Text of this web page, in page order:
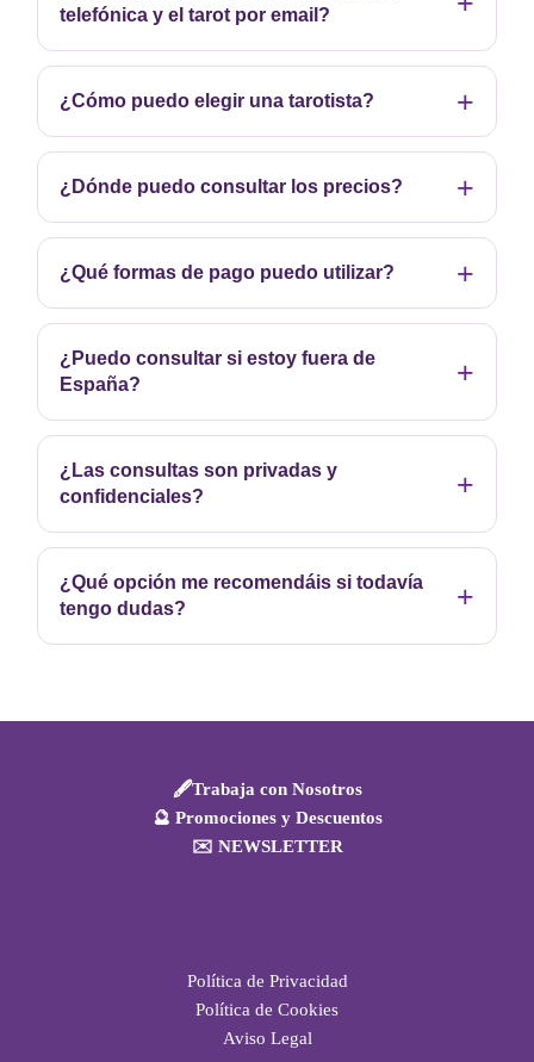
telefónica y el tarot por email?
¿Cómo puedo elegir una tarotista?
¿Dónde puedo consultar los precios?
¿Qué formas de pago puedo utilizar?
¿Puedo consultar si estoy fuera de
España?
¿Las consultas son privadas y
confidenciales?
¿Qué opción me recomendáis si todavía
tengo dudas?
🖋️Trabaja con Nosotros
🔮 Promociones y Descuentos
✉️ NEWSLETTER
Política de Privacidad
Política de Cookies
Aviso Legal